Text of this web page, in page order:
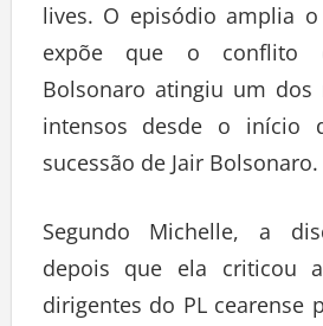
lives. O episódio amplia
expõe que o conflito
Bolsonaro atingiu um dos
intensos desde o início
sucessão de Jair Bolsonaro.
Segundo Michelle, a
depois que ela criticou
dirigentes do PL cearense